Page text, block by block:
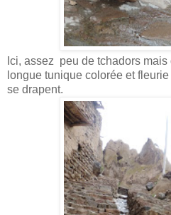
Ici, assez peu de tchadors
longue tunique colorée et
se drapent.